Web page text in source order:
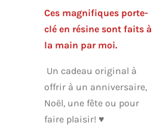
Ces magnifiques porte-
clé en résine sont faits à
la main par moi.
Un cadeau original à
offrir à un anniversaire,
Noël, une fête ou pour
faire plaisir! ♥︎